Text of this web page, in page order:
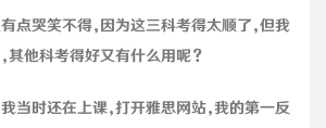
点哭笑不得，因为这三科考得太顺了，但我
其他科考得好又有什么用呢？
当时还在上课，打开雅思网站，我的第一反